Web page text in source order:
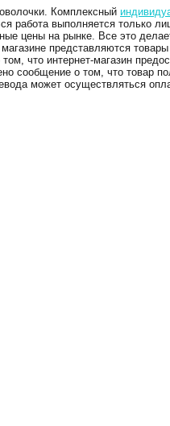
Комплексный
работа выполняется только
цены на рынке. Все это
представляются товары
что интернет-магазин
сообщение о том, что товар
может осуществляться